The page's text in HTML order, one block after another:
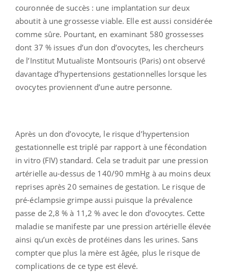
couronnée de succès : une implantation sur deux
aboutit à une grossesse viable. Elle est aussi considérée
comme sûre. Pourtant, en examinant 580 grossesses
dont 37 % issues d’un don d’ovocytes, les chercheurs
de l’Institut Mutualiste Montsouris (Paris) ont observé
davantage d’hypertensions gestationnelles lorsque les
ovocytes proviennent d’une autre personne.
Après un don d’ovocyte, le risque d’hypertension
gestationnelle est triplé par rapport à une fécondation
in vitro (FIV) standard. Cela se traduit par une pression
artérielle au-dessus de 140/90 mmHg à au moins deux
reprises après 20 semaines de gestation. Le risque de
pré-éclampsie grimpe aussi puisque la prévalence
passe de 2,8 % à 11,2 % avec le don d’ovocytes. Cette
maladie se manifeste par une pression artérielle élevée
ainsi qu’un excès de protéines dans les urines. Sans
compter que plus la mère est âgée, plus le risque de
complications de ce type est élevé.